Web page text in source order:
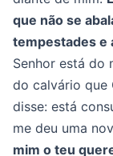
que não se
tempestades e
Senhor está do
do calvário que
disse: está
me deu uma
mim o teu